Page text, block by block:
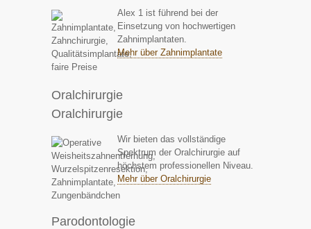
Alex 1 ist führend bei der
Einsetzung von hochwertigen
Zahnimplantaten.
Mehr über Zahnimplantate
Oralchirurgie
Oralchirurgie
Wir bieten das vollständige
Spektrum der Oralchirurgie auf
höchstem professionellen Niveau.
Mehr über Oralchirurgie
Parodontologie